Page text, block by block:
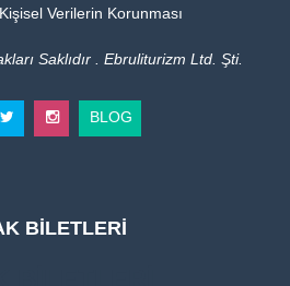
Verilerin Korunması
Saklıdır . Ebruliturizm Ltd. Şti.
BLOG
BİLETLERİ